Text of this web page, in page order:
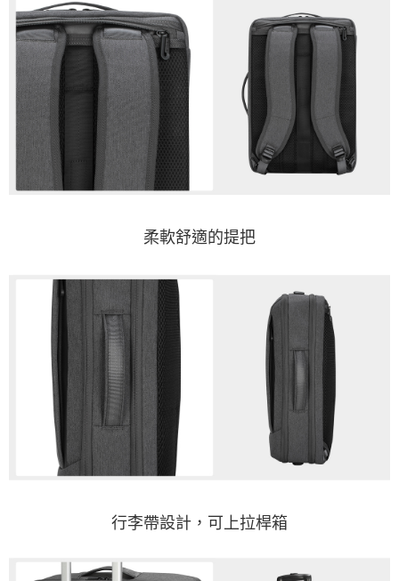
柔軟舒適的提把
行李帶設計，可上拉桿箱